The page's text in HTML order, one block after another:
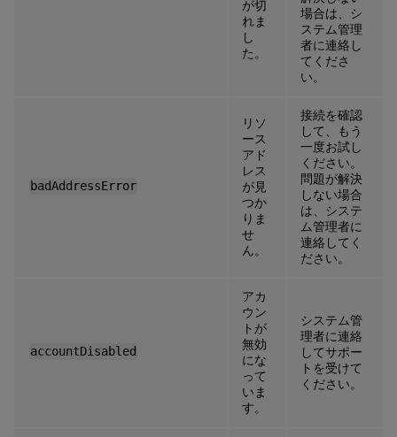
が切
れま
し
た。
場合は、シ
ステム管理
者に連絡し
てくださ
い。
badAddressError
リソ
ース
アド
レス
が見
つか
りま
せ
ん。
接続を確認
して、もう
一度お試し
ください。
問題が解決
しない場合
は、システ
ム管理者に
連絡してく
ださい。
accountDisabled
アカ
ウン
トが
無効
にな
って
いま
す。
システム管
理者に連絡
してサポー
トを受けて
ください。